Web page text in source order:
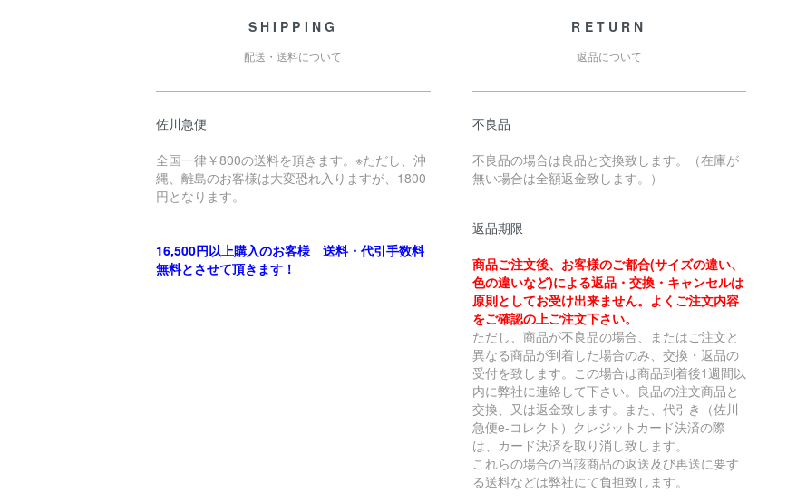
SHIPPING
配送・送料について
佐川急便
全国一律￥800の送料を頂きます。※ただし、沖
縄、離島のお客様は大変恐れ入りますが、1800
円となります。
16,500円以上購入のお客様 送料・代引手数料
無料とさせて頂きます！
RETURN
返品について
不良品
不良品の場合は良品と交換致します。（在庫が
無い場合は全額返金致します。）
返品期限
商品ご注文後、お客様のご都合(サイズの違い、
色の違いなど)による返品・交換・キャンセルは
原則としてお受け出来ません。よくご注文内容
をご確認の上ご注文下さい。
ただし、商品が不良品の場合、またはご注文と
異なる商品が到着した場合のみ、交換・返品の
受付を致します。この場合は商品到着後1週間以
内に弊社に連絡して下さい。良品の注文商品と
交換、又は返金致します。また、代引き（佐川
急便e-コレクト）クレジットカード決済の際
は、カード決済を取り消し致します。
これらの場合の当該商品の返送及び再送に要す
る送料などは弊社にて負担致します。